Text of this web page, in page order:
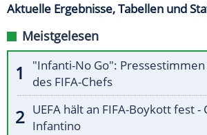
Aktuelle Ergebnisse, Tabellen und
Meistgelesen
"Infanti-No Go":
des FIFA-Chefs
UEFA hält an FIFA-Boykott fest -
Infantino